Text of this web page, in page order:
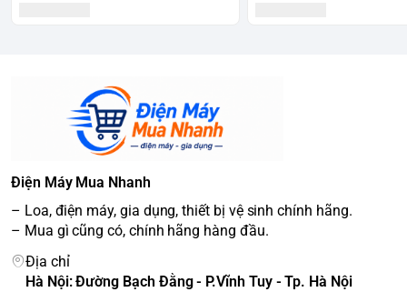
Điện Máy Mua Nhanh
– Loa, điện máy, gia dụng, thiết bị vệ sinh chính hãng.
– Mua gì cũng có, chính hãng hàng đầu.
Địa chỉ
Hà Nội: Đường Bạch Đằng - P.Vĩnh Tuy - Tp. Hà Nội